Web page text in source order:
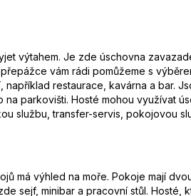
výtahem. Je zde úschovna
vám rádi pomůžeme s
restaurace, kavárna a bar.
parkovišti. Hosté mohou využívat
službu, transfer-servis, pokojovou
má výhled na moře. Pokoje mají
sejf, minibar a pracovní stůl. Hosté,